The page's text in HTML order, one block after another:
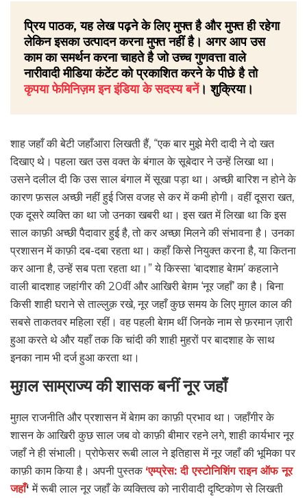
प्रिय पाठक, यह लेख पढ़ने के लिए मुफ्त है और मुफ्त ही रहेगा
लेकिन इसका उत्पादन करना मुफ्त नहीं है। अगर आप उस
काम का समर्थन करना चाहते है जो उच्च गुणवत्ता वाले
नारीवादी मीडिया कंटेंट को प्रकाशित करने के पीछे है तो
कृपया फेमिनिज़म इन इंडिया के सदस्य बनें। शुक्रिया।
शाह जहाँ की बेटी जहाँआरा लिखती हैं, “एक बार मुझे मेरी दादी ने दो खत
दिखाए थे। पहला खत उस वक्त के बंगाल के सूबेदार ने उन्हें लिखा था।
उसने दलील दी कि उस साल बंगाल में सूखा पड़ा था। अच्छी बारिश न होने के
कारण फ़सल अच्छी नहीं हुई जिस वजह से कर में कमी होगी। वहीं दूसरा खत,
एक दूसरे व्यक्ति का था जो उनका खबरी था। इस खत में लिखा था कि इस
साल काफ़ी अच्छी पैदावार हुई है, तो कर अच्छा मिलने की संभावना है। उनका
प्रशासन में काफ़ी दब-दबा रहता था। कहाँ किसे नियुक्त करना है, या कितना
कर आना है, उन्हें सब पता रहता था।” ये किस्सा ‘बादशाह बेग़म’ कहलाने
वाली बादशाह जहांगीर की 20वीं और आखिरी बेग़म ‘नूर जहाँ’ का है। बिना
किसी शाही घराने से ताल्लुक़ रखे, नूर जहाँ कुछ समय के लिए मुग़ल काल की
सबसे ताकतवर महिला रहीं। वह पहली बेग़म थीं जिनके नाम से फ़रमान ज़ारी
हुआ करते थे और यहाँ तक कि चांदी की शाही मुहरों पर बादशाह के साथ
इनका नाम भी दर्ज हुआ करता था।
मुग़ल साम्राज्य की शासक बनीं नूर जहाँ
मुग़ल राजनीति और प्रशासन में बेग़म का काफ़ी प्रभाव था। जहाँगीर के
शासन के आखिरी कुछ साल जब वो काफ़ी बीमार रहने लगे, शाही कार्यभार नूर
जहाँ ने ही संभाली। प्रोफेसर रूबी लाल ने इतिहास में नूर जहाँ की भूमिका पर
काफ़ी काम किया है। अपनी पुस्तक ‘एम्प्रेस: दी एस्टोनिशिंग राइन ऑफ नूर
जहाँ‘में रूबी लाल नूर जहाँ के व्यक्तित्व को नारीवादी दृष्टिकोण से लिखती